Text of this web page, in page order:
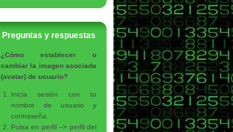
Preguntas y respuestas
¿Cómo establecer o
cambiar la imagen asociada
(avatar) de usuario?
Inicia sesión con tu
nombre de usuario y
contraseña.
Pulsa en perfil --> perfil del